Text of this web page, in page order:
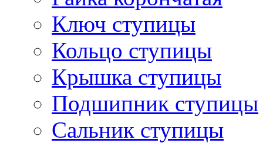
Ключ ступицы
Кольцо ступицы
Крышка ступицы
Подшипник ступицы
Сальник ступицы